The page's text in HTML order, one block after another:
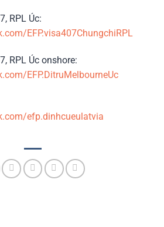
RPL Úc:
EFP.visa407ChungchiRPL
RPL Úc onshore:
EFP.DitruMelbourneUc
efp.dinhcueulatvia